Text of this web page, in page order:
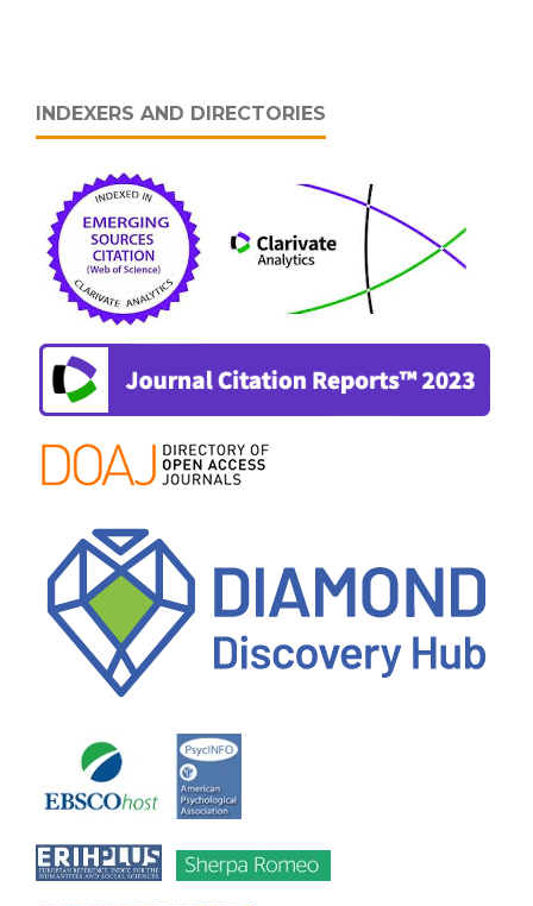
INDEXERS AND DIRECTORIES